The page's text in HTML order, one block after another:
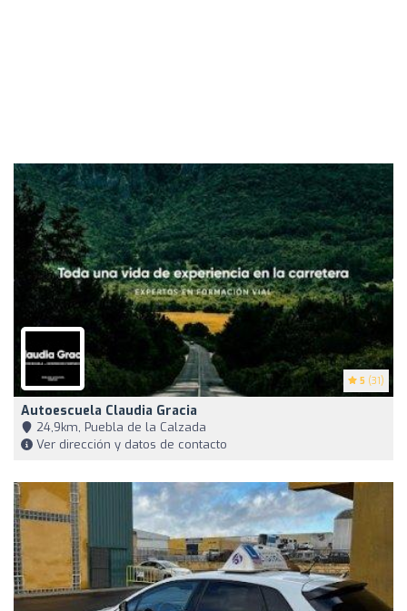
5 (31)
Autoescuela Claudia Gracia
24,9km, Puebla de la Calzada
Ver dirección y datos de contacto